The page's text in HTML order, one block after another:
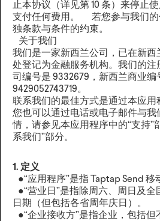
止本协议（详见第 10 条）来停止
支付任何费用。 ‍ 若您参与我们的
独条款与条件的约束。
关于我们
我们是一家新西兰公司，已在新
处登记为金融服务机构。我们的注
司编号是 9332679，新西兰商业编
9429052743719。
联系我们的最佳方式是通过本应用
您也可以通过电话或电子邮件与我
情，请参见本应用程序中的“支持”
系我们”部分。
1. 定义
●“应用程序”是指 Taptap Send 移
●“营业日”是指除周六、周日及
日期（但包括各省周年庆日）。
●“企业接收方”是指企业，包括